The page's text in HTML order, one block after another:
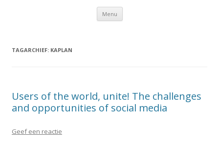
Menu Spring
inhoud
TAGARCHIEF: KAPLAN
Users of the world, unite! The challenges
and opportunities of social media
Geef een reactie